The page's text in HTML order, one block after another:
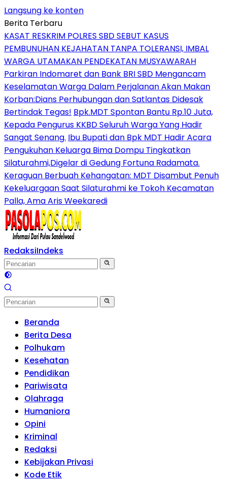
Langsung ke konten
Berita Terbaru
KASAT RESKRIM POLRES SBD SEBUT KASUS
PEMBUNUHAN KEJAHATAN TANPA TOLERANSI, IMBAL
WARGA UTAMAKAN PENDEKATAN MUSYAWARAH
Parkiran Indomaret dan Bank BRI SBD Mengancam
Keselamatan Warga Dalam Perjalanan Akan Makan
Korban:Dians Perhubungan dan Satlantas Didesak
Bertindak Tegas! Bpk.MDT Spontan Bantu Rp.10 Juta,
Kepada Pengurus KKBD Seluruh Warga Yang Hadir
Sangat Senang. Ibu Bupati dan Bpk MDT Hadir Acara
Pengukuhan Keluarga Bima Dompu Tingkatkan
Silaturahmi,Digelar di Gedung Fortuna Radamata.
Keraguan Berbuah Kehangatan: MDT Disambut Penuh
Kekeluargaan Saat Silaturahmi ke Tokoh Kecamatan
Palla, Ama Aris Weekaredi
RedaksiIndeks
Beranda
Berita Desa
Polhukam
Kesehatan
Pendidikan
Pariwisata
Olahraga
Humaniora
Opini
Kriminal
Redaksi
Kebijakan Privasi
Kode Etik